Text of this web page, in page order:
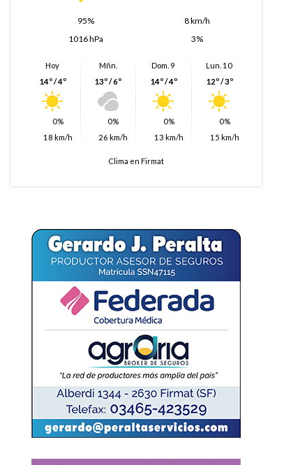
95%
8 km/h
1016 hPa
3%
Hoy
14º / 4º
0%
18 km/h
Mñn.
13º / 6º
0%
26 km/h
Dom. 9
14º / 4º
0%
13 km/h
Lun. 10
12º / 3º
0%
15 km/h
Clima en Firmat